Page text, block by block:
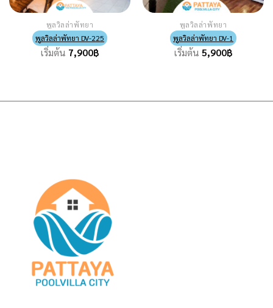
พูลวิลล่าพัทยา
พูลวิลล่าพัทยา DV-225
เริ่มต้น 7,900฿
พูลวิลล่าพัทยา
พูลวิลล่าพัทยา DV-1
เริ่มต้น 5,900฿